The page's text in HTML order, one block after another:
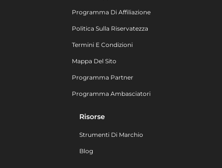
Programma Di Affiliazione
Politica Sulla Riservatezza
Termini E Condizioni
Mappa Del Sito
Programma Partner
Programma Ambasciatori
Risorse
Strumenti Di Marchio
Blog